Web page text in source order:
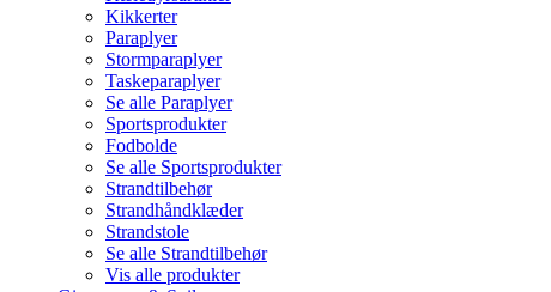
Kikkerter
Paraplyer
Stormparaplyer
Taskeparaplyer
Se alle Paraplyer
Sportsprodukter
Fodbolde
Se alle Sportsprodukter
Strandtilbehør
Strandhåndklæder
Strandstole
Se alle Strandtilbehør
Vis alle produkter